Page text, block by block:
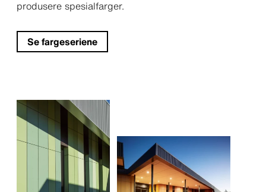
produsere spesialfarger.
Se fargeseriene